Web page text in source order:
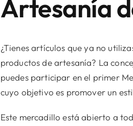
Artesanía
¿Tienes artículos que ya no
productos de artesanía? La
puedes participar en el primer
cuyo objetivo es promover un
Este mercadillo está abierto a